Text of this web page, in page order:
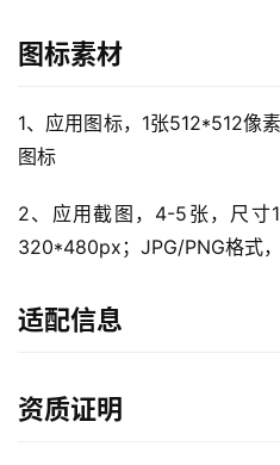
A
干
图标素材
1、应用图标，1张512*512像
图标
2、应用截图，4-5张，尺寸
320*480px；JPG/PNG格式
适配信息
资质证明